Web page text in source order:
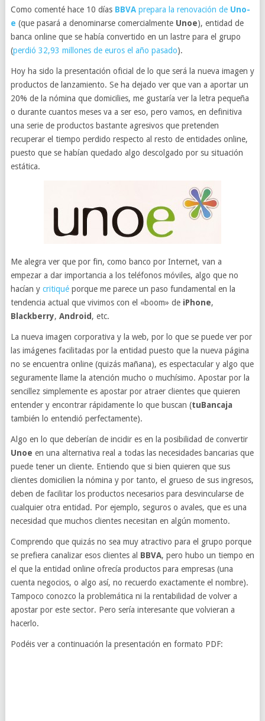
Como comenté hace 10 días BBVAprepara la renovación de Uno-
e (que pasará a denominarse comercialmente Unoe), entidad de
banca online que se había convertido en un lastre para el grupo
(perdió 32,93 millones de euros el año pasado).
Hoy ha sido la presentación oficial de lo que será la nueva imagen y
productos de lanzamiento. Se ha dejado ver que van a aportar un
20% de la nómina que domicilies, me gustaría ver la letra pequeña
o durante cuantos meses va a ser eso, pero vamos, en definitiva
una serie de productos bastante agresivos que pretenden
recuperar el tiempo perdido respecto al resto de entidades online,
puesto que se habían quedado algo descolgado por su situación
estática.
Me alegra ver que por fin, como banco por Internet, van a
empezar a dar importancia a los teléfonos móviles, algo que no
hacían y critiquéporque me parece un paso fundamental en la
tendencia actual que vivimos con el «boom» de iPhone,
Blackberry, Android , etc.
La nueva imagen corporativa y la web, por lo que se puede ver por
las imágenes facilitadas por la entidad puesto que la nueva página
no se encuentra online (quizás mañana), es espectacular y algo que
seguramente llame la atención mucho o muchísimo. Apostar por la
sencillez simplemente es apostar por atraer clientes que quieren
entender y encontrar rápidamente lo que buscan (tuBancaja
también lo entendió perfectamente).
Algo en lo que deberían de incidir es en la posibilidad de convertir
Unoe en una alternativa real a todas las necesidades bancarias que
puede tener un cliente. Entiendo que si bien quieren que sus
clientes domicilien la nómina y por tanto, el grueso de sus ingresos,
deben de facilitar los productos necesarios para desvincularse de
cualquier otra entidad. Por ejemplo, seguros o avales, que es una
necesidad que muchos clientes necesitan en algún momento.
Comprendo que quizás no sea muy atractivo para el grupo porque
se prefiera canalizar esos clientes al BBVA, pero hubo un tiempo en
el que la entidad online ofrecía productos para empresas (una
cuenta negocios, o algo así, no recuerdo exactamente el nombre).
Tampoco conozco la problemática ni la rentabilidad de volver a
apostar por este sector. Pero sería interesante que volvieran a
hacerlo.
Podéis ver a continuación la presentación en formato PDF: